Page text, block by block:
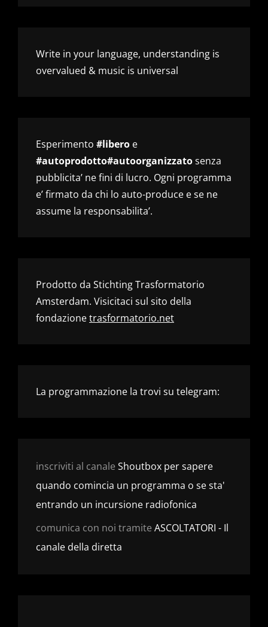
Write in your language, understanding is
overvalued & music is universal
Esperimento #libero e
#autoprodotto#autoorganizzatosenza
pubblicita’ ne fini di lucro. Ogni programma
e’ firmato da chi lo auto-produce e se ne
assume la responsabilita’.
Prodotto da Stichting Trasformatorio
Amsterdam. Visicitaci sul sito della
fondazionetrasformatorio.net
La programmazione la trovi su telegram:
inscriviti al canale Shoutbox per sapere
quando comincia un programma o se sta'
entrando un incursione radiofonica
comunica con noi tramite ASCOLTATORI - Il
canale della diretta